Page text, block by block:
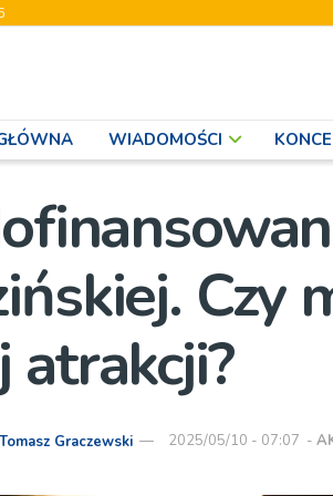
WIADOMOŚCI
Czy
atrakcji?
Tomasz Graczewski 2025/05/10 - 07:07 -